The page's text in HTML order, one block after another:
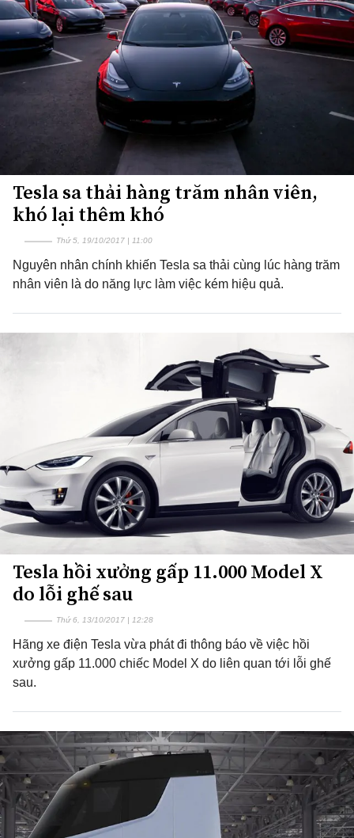
Tesla sa thải hàng trăm nhân viên,
khó lại thêm khó
Thứ 5, 19/10/2017 | 11:00
Nguyên nhân chính khiến Tesla sa thải cùng lúc hàng trăm
nhân viên là do năng lực làm việc kém hiệu quả.
Tesla hồi xưởng gấp 11.000 Model X
do lỗi ghế sau
Thứ 6, 13/10/2017 | 12:28
Hãng xe điện Tesla vừa phát đi thông báo về việc hồi
xưởng gấp 11.000 chiếc Model X do liên quan tới lỗi ghế
sau.